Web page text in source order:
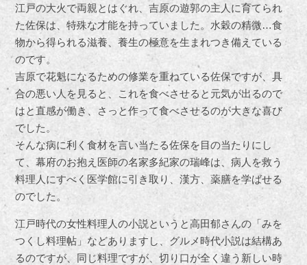
江戸の大火で両親とはぐれ、吉原の遊郭の主人に育てられ
た佐保は、特殊な才能を持っていました。水穀の精微…食
物から得られる滋養、養生の極意を生まれつき備えている
のです。
吉原で花魁になるための修業を重ねている佐保ですが、具
合の悪い人を見ると、これを食べさせると元気が出るので
はと直感が働き、さっと作って食べさせるのが大きな喜び
でした。
そんな病に利く食材を言い当たる佐保を目の当たりにし
て、幕府のお抱え医師の名家多紀家の瑞峰は、病人を救う
料理人にすべく医学館に引き取り、漢方、薬膳を学ばせる
のでした。
江戸時代の女性料理人の小説というと高田郁さんの「みを
つくし料理帖」などありますし、グルメ時代小説は結構あ
るのですが、同じ料理ですが、切り口が全く違う新しい時